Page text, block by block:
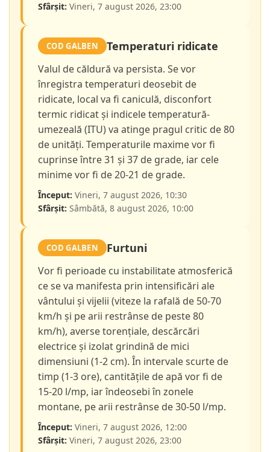
Sfârșit: Vineri, 7 august 2026, 23:00
COD GALBEN Temperaturi ridicate
Valul de căldură va persista. Se vor
înregistra temperaturi deosebit de
ridicate, local va fi caniculă, disconfort
termic ridicat și indicele temperatură-
umezeală (ITU) va atinge pragul critic de 80
de unități. Temperaturile maxime vor fi
cuprinse între 31 și 37 de grade, iar cele
minime vor fi de 20-21 de grade.
Început: Vineri, 7 august 2026, 10:30
Sfârșit: Sâmbătă, 8 august 2026, 10:00
COD GALBEN Furtuni
Vor fi perioade cu instabilitate atmosferică
ce se va manifesta prin intensificări ale
vântului și vijelii (viteze la rafală de 50-70
km/h și pe arii restrânse de peste 80
km/h), averse torențiale, descărcări
electrice și izolat grindină de mici
dimensiuni (1-2 cm). În intervale scurte de
timp (1-3 ore), cantitățile de apă vor fi de
15-20 l/mp, iar îndeosebi în zonele
montane, pe arii restrânse de 30-50 l/mp.
Început: Vineri, 7 august 2026, 12:00
Sfârșit: Vineri, 7 august 2026, 23:00